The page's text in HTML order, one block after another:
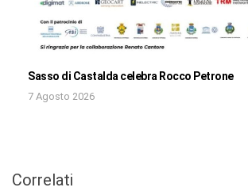
Sasso di Castalda celebra Rocco Petrone
7 Agosto 2026
Correlati